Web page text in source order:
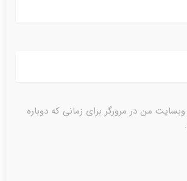
من در مرورگر برای زمانی که دوباره